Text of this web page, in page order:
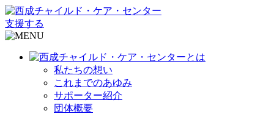
支援する
私たちの想い
これまでのあゆみ
サポーター紹介
団体概要